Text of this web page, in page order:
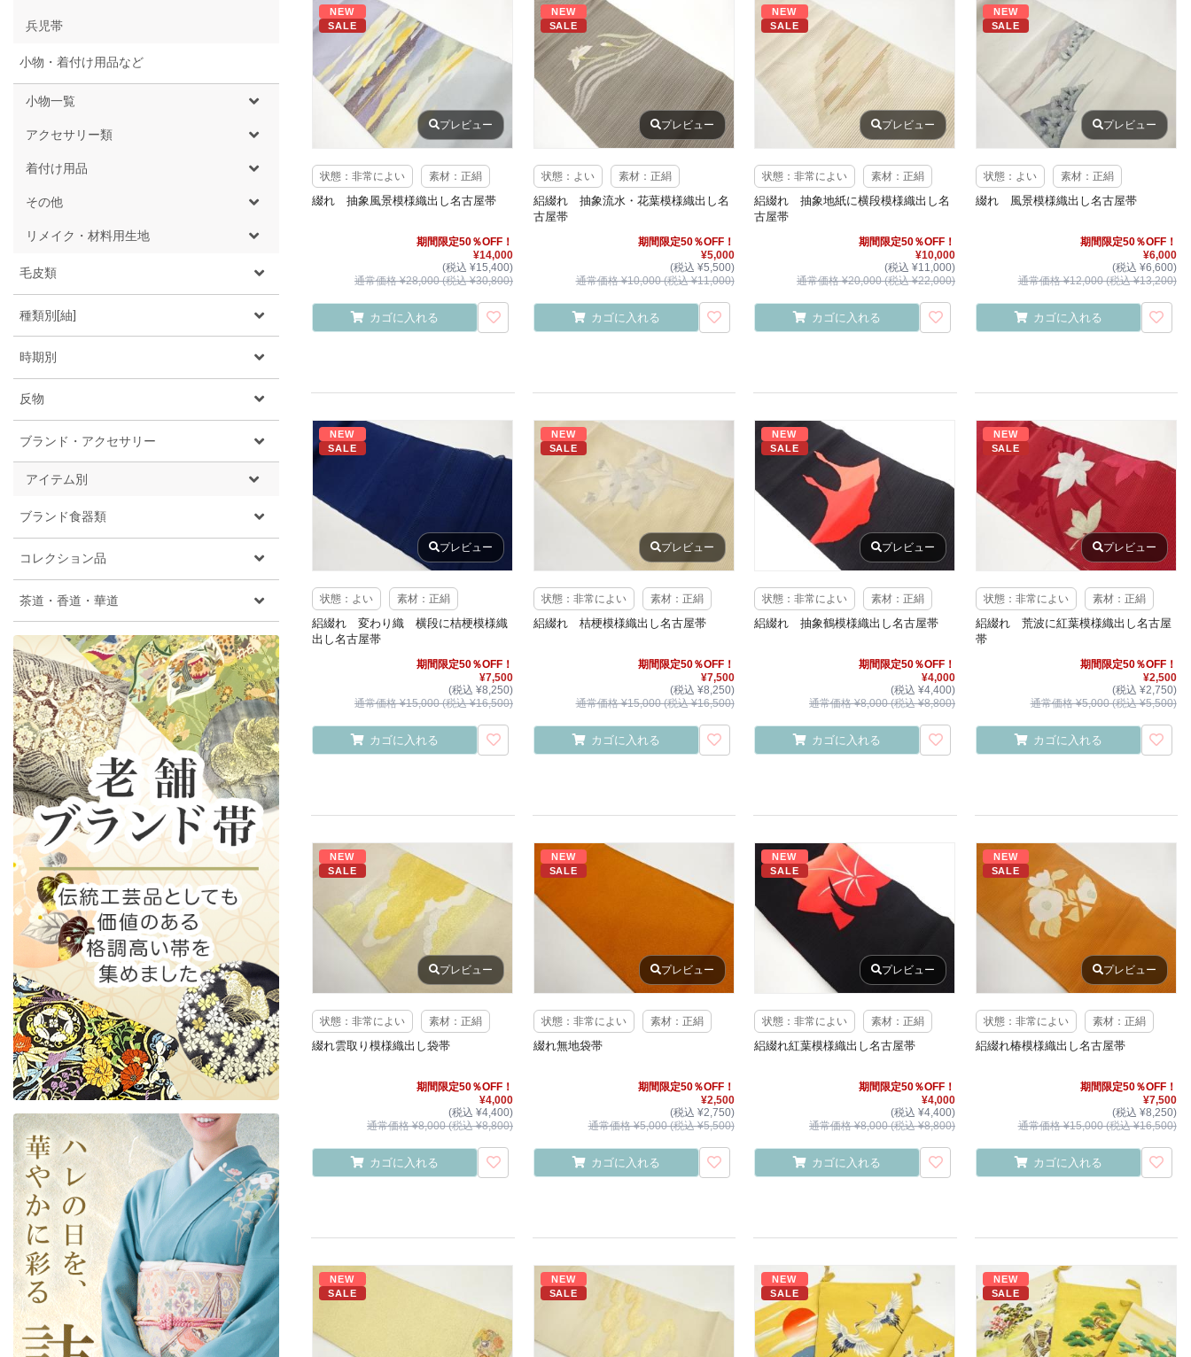
兵児帯
小物・着付け用品など
小物一覧
アクセサリー類
着付け用品
その他
リメイク・材料用生地
毛皮類
種類別[紬]
時期別
反物
ブランド・アクセサリー
アイテム別
ブランド食器類
コレクション品
茶道・香道・華道
NEW
SALE
プレビュー
状態：非常によい 素材：正絹
綴れ 抽象風景模様織出し名古屋帯
期間限定50％OFF！
¥14,000
(税込 ¥15,400)
通常価格 ¥28,000 (税込 ¥30,800)
カゴに入れる
NEW
SALE
プレビュー
状態：よい 素材：正絹
絽綴れ 抽象流水・花葉模様織出し名
古屋帯
期間限定50％OFF！
¥5,000
(税込 ¥5,500)
通常価格 ¥10,000 (税込 ¥11,000)
カゴに入れる
NEW
SALE
プレビュー
状態：非常によい 素材：正絹
絽綴れ 抽象地紙に横段模様織出し名
古屋帯
期間限定50％OFF！
¥10,000
(税込 ¥11,000)
通常価格 ¥20,000 (税込 ¥22,000)
カゴに入れる
NEW
SALE
プレビュー
状態：よい 素材：正絹
綴れ 風景模様織出し名古屋帯
期間限定50％OFF！
¥6,000
(税込 ¥6,600)
通常価格 ¥12,000 (税込 ¥13,200)
カゴに入れる
NEW
SALE
プレビュー
状態：よい 素材：正絹
絽綴れ 変わり織 横段に桔梗模様織
出し名古屋帯
期間限定50％OFF！
¥7,500
(税込 ¥8,250)
通常価格 ¥15,000 (税込 ¥16,500)
カゴに入れる
NEW
SALE
プレビュー
状態：非常によい 素材：正絹
絽綴れ 桔梗模様織出し名古屋帯
期間限定50％OFF！
¥7,500
(税込 ¥8,250)
通常価格 ¥15,000 (税込 ¥16,500)
カゴに入れる
NEW
SALE
プレビュー
状態：非常によい 素材：正絹
絽綴れ 抽象鶴模様織出し名古屋帯
期間限定50％OFF！
¥4,000
(税込 ¥4,400)
通常価格 ¥8,000 (税込 ¥8,800)
カゴに入れる
NEW
SALE
プレビュー
状態：非常によい 素材：正絹
絽綴れ 荒波に紅葉模様織出し名古屋
帯
期間限定50％OFF！
¥2,500
(税込 ¥2,750)
通常価格 ¥5,000 (税込 ¥5,500)
カゴに入れる
NEW
SALE
プレビュー
状態：非常によい 素材：正絹
綴れ雲取り模様織出し袋帯
期間限定50％OFF！
¥4,000
(税込 ¥4,400)
通常価格 ¥8,000 (税込 ¥8,800)
カゴに入れる
NEW
SALE
プレビュー
状態：非常によい 素材：正絹
綴れ無地袋帯
期間限定50％OFF！
¥2,500
(税込 ¥2,750)
通常価格 ¥5,000 (税込 ¥5,500)
カゴに入れる
NEW
SALE
プレビュー
状態：非常によい 素材：正絹
絽綴れ紅葉模様織出し名古屋帯
期間限定50％OFF！
¥4,000
(税込 ¥4,400)
通常価格 ¥8,000 (税込 ¥8,800)
カゴに入れる
NEW
SALE
プレビュー
状態：非常によい 素材：正絹
絽綴れ椿模様織出し名古屋帯
期間限定50％OFF！
¥7,500
(税込 ¥8,250)
通常価格 ¥15,000 (税込 ¥16,500)
カゴに入れる
NEW
SALE
NEW
SALE
NEW
SALE
NEW
SALE